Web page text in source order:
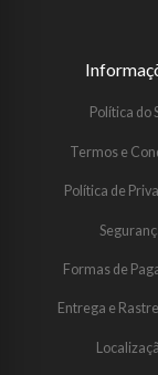
Política do
Termos e
Política de
Formas de
Entrega e